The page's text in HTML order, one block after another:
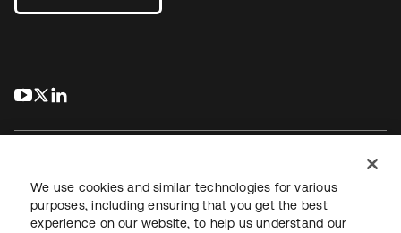
s’ouvre dans un nouvel onglet
s’ouvre dans un nouvel onglet
We use cookies and similar technologies for various
purposes, including ensuring that you get the best
experience on our website, to help us understand our